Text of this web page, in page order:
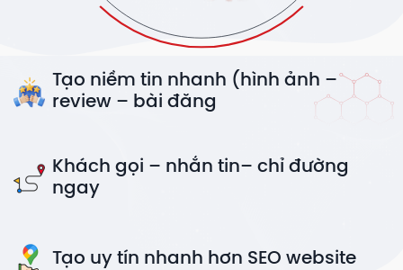
Tạo niềm tin nhanh (hình ảnh –
review – bài đăng
Khách gọi – nhắn tin– chỉ đường
ngay
Tạo uy tín nhanh hơn SEO website